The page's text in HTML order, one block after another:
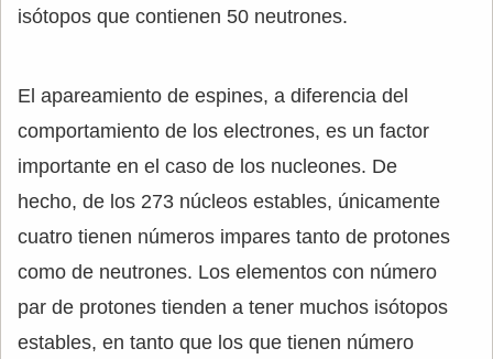
isótopos que contienen 50 neutrones.
El apareamiento de espines, a diferencia del
comportamiento de los electrones, es un factor
importante en el caso de los nucleones. De
hecho, de los 273 núcleos estables, únicamente
cuatro tienen números impares tanto de protones
como de neutrones. Los elementos con número
par de protones tienden a tener muchos isótopos
estables, en tanto que los que tienen número